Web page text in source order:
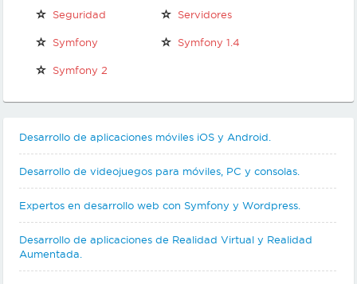
personal propios
Seguridad Servidores
Symfony Symfony 1.4
Symfony 2
Desarrollo de aplicaciones móviles iOS y Android.
Desarrollo de videojuegos para móviles, PC y consolas.
Expertos en desarrollo web con Symfony y Wordpress.
Desarrollo de aplicaciones de Realidad Virtual y Realidad
Aumentada.